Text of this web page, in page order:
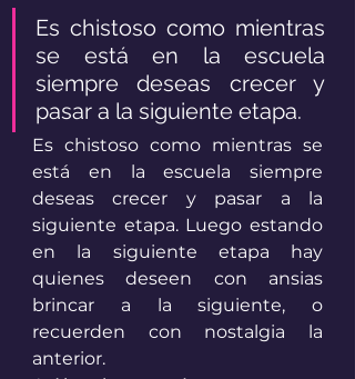
Es chistoso como mientras
se está en la escuela
siempre deseas crecer y
pasar a la siguiente etapa.
Es chistoso como mientras se
está en la escuela siempre
deseas crecer y pasar a la
siguiente etapa. Luego estando
en la siguiente etapa hay
quienes deseen con ansias
brincar a la siguiente, o
recuerden con nostalgia la
anterior.